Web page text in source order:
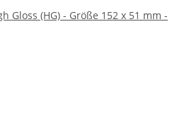
Gloss (HG) - Größe 152 x 51 mm -